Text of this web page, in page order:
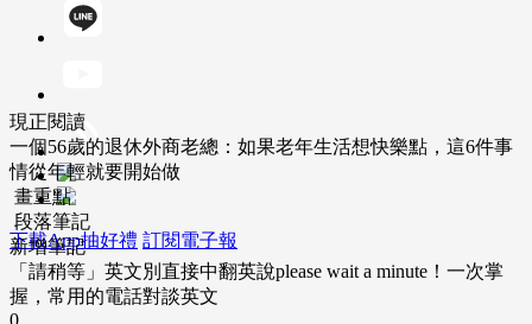
下載App抽好禮 訂閱電子報
現正閱讀
一個56歲的退休外商老總：如果老年生活想快樂點，這6件事
情從年輕就要開始做
畫重點
段落筆記
新增筆記
「請稍等」英文別直接中翻英說please wait a minute！一次掌
握，常用的電話對談英文
0